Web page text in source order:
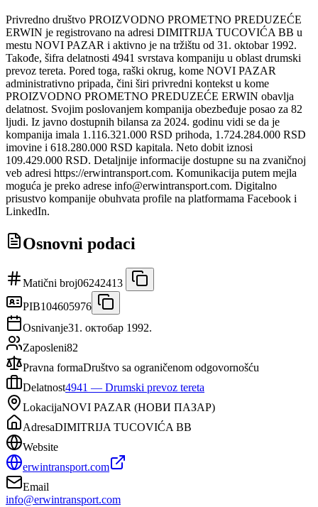
Privredno društvo PROIZVODNO PROMETNO PREDUZEĆE
ERWIN je registrovano na adresi DIMITRIJA TUCOVIĆA BB u
mestu NOVI PAZAR i aktivno je na tržištu od 31. oktobar 1992.
Takođe, šifra delatnosti 4941 svrstava kompaniju u oblast drumski
prevoz tereta. Pored toga, raški okrug, kome NOVI PAZAR
administrativno pripada, čini širi privredni kontekst u kome
PROIZVODNO PROMETNO PREDUZEĆE ERWIN obavlja
delatnost. Svojim poslovanjem kompanija obezbeđuje posao za 82
ljudi. Iz javno dostupnih bilansa za 2024. godinu vidi se da je
kompanija imala 1.116.321.000 RSD prihoda, 1.724.284.000 RSD
imovine i 618.280.000 RSD kapitala. Neto dobit iznosi
109.429.000 RSD. Detaljnije informacije dostupne su na zvaničnoj
veb adresi https://erwintransport.com. Komunikacija putem mejla
moguća je preko adrese info@erwintransport.com. Digitalno
prisustvo kompanije obuhvata profile na platformama Facebook i
LinkedIn.
Osnovni podaci
Matični broj06242413
PIB104605976
Osnivanje31. октобар 1992.
Zaposleni82
Pravna formaDruštvo sa ograničenom odgovornošću
Delatnost4941 — Drumski prevoz tereta
LokacijaNOVI PAZAR (НОВИ ПАЗАР)
AdresaDIMITRIJA TUCOVIĆA BB
Website
erwintransport.com
Email
info@erwintransport.com